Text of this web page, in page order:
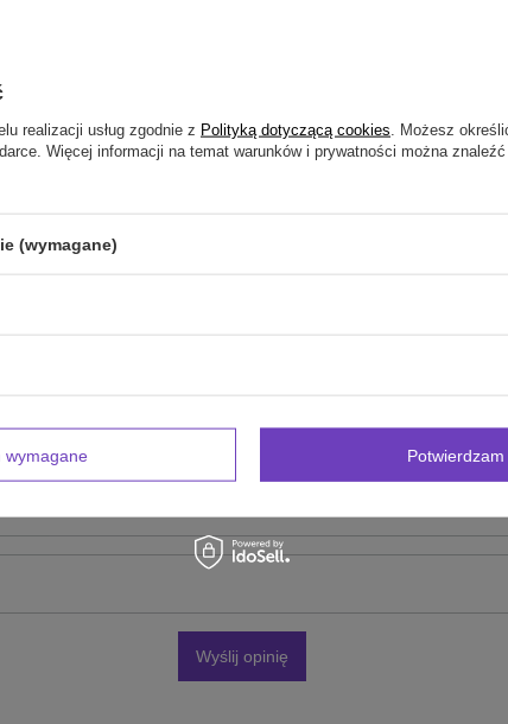
Twoja ocena:
Wyślij opinię
realizacji usług zgodnie z Polityką dotyczącą cookies . Możesz
Więcej informacji na temat warunków i prywatności można
(wymagane)
wymagane